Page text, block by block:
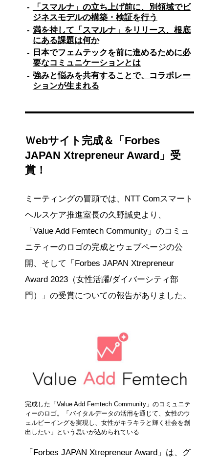
「スマルナ」の立ち上げ前に、別領域でビ
ジネスモデルの構築・検証を行う
満を持して「スマルナ」をリリース、根底
にある課題は何か
日本でフェムテックを前に進めるために必
要なコミュニケーションとは
強みと悩みを共有することで、コラボレー
ションが生まれる
Ｗebサイト完成＆「Forbes
JAPAN Xtrepreneur Award」受
賞！
ミーティングの冒頭では、NTT Comスマート
ヘルスケア推進室長の久野誠史より、
「Value Add Femtech Community」のコミュ
ニティーのロゴの完成とウェブページの公
開、そして「Forbes JAPAN Xtrepreneur
Award 2023（女性活躍/ダイバーシティ部
門）」の受賞についての報告がありました。
完成した「Value Add Femtech Community」のコミュニテ
ィーのロゴ。「バイタルデータの活用を通じて、女性のウ
ェルビーイングを実現し、女性がキラキラと輝く社会を創
出したい」という思いが込められている
「Forbes JAPAN Xtrepreneur Award」は、グ